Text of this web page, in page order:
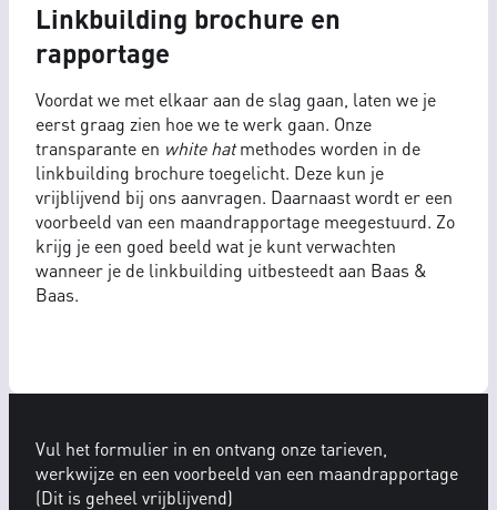
Linkbuilding brochure en
rapportage
Voordat we met elkaar aan de slag gaan, laten we je
eerst graag zien hoe we te werk gaan. Onze
transparante en white hatmethodes worden in de
linkbuilding brochure toegelicht. Deze kun je
vrijblijvend bij ons aanvragen. Daarnaast wordt er een
voorbeeld van een maandrapportage meegestuurd. Zo
krijg je een goed beeld wat je kunt verwachten
wanneer je de linkbuilding uitbesteedt aan Baas &
Baas.
Vul het formulier in en ontvang onze tarieven,
werkwijze en een voorbeeld van een maandrapportage
(Dit is geheel vrijblijvend)